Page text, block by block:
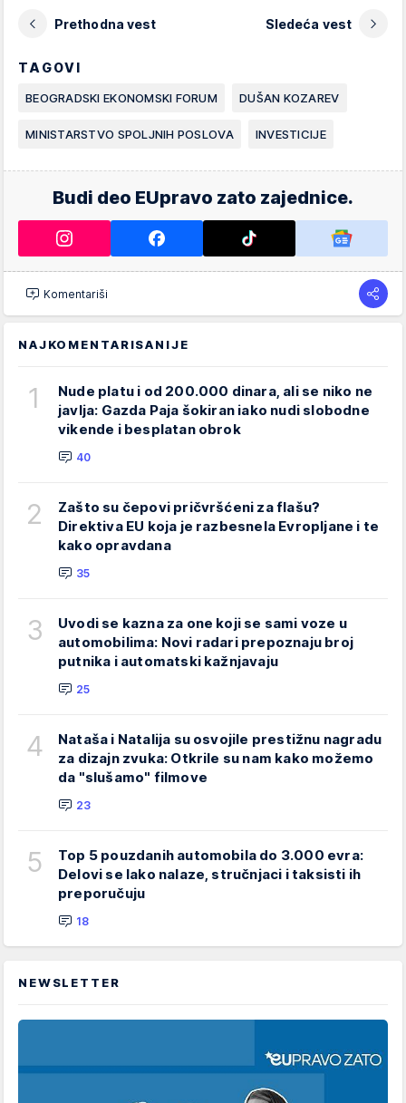
Prethodna vest Sledeća vest
TAGOVI
BEOGRADSKI EKONOMSKI FORUM DUŠAN KOZAREV
MINISTARSTVO SPOLJNIH POSLOVA INVESTICIJE
Budi deo EUpravo zato zajednice.
Komentariši
NAJKOMENTARISANIJE
1
Nude platu i od 200.000 dinara, ali se niko ne
javlja: Gazda Paja šokiran iako nudi slobodne
vikende i besplatan obrok
40
2
Zašto su čepovi pričvršćeni za flašu?
Direktiva EU koja je razbesnela Evropljane i te
kako opravdana
35
3
Uvodi se kazna za one koji se sami voze u
automobilima: Novi radari prepoznaju broj
putnika i automatski kažnjavaju
25
4
Nataša i Natalija su osvojile prestižnu nagradu
za dizajn zvuka: Otkrile su nam kako možemo
da "slušamo" filmove
23
5
Top 5 pouzdanih automobila do 3.000 evra:
Delovi se lako nalaze, stručnjaci i taksisti ih
preporučuju
18
NEWSLETTER